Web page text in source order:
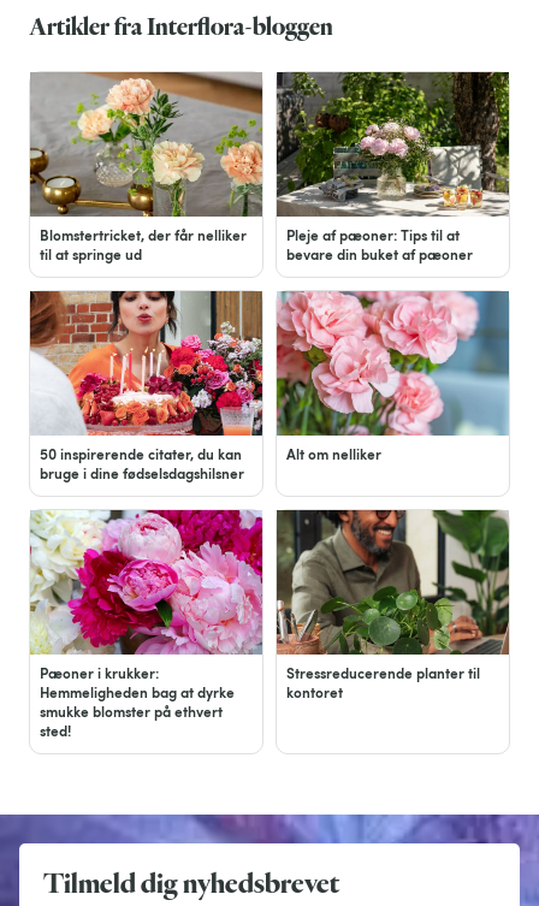
Artikler fra Interflora-bloggen
Blomstertricket, der får nelliker
til at springe ud
Pleje af pæoner: Tips til at
bevare din buket af pæoner
50 inspirerende citater, du kan
bruge i dine fødselsdagshilsner
Alt om nelliker
Pæoner i krukker:
Hemmeligheden bag at dyrke
smukke blomster på ethvert
sted!
Stressreducerende planter til
kontoret
Tilmeld dig nyhedsbrevet